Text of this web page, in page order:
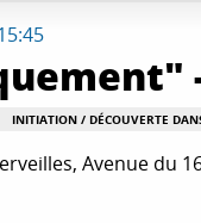
INITIATION / DÉCOUVERTE
Avenue du